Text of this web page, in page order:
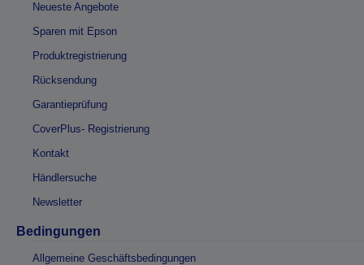
Neueste Angebote
Sparen mit Epson
Produktregistrierung
Rücksendung
Garantieprüfung
CoverPlus- Registrierung
Kontakt
Händlersuche
Newsletter
Bedingungen
Allgemeine Geschäftsbedingungen